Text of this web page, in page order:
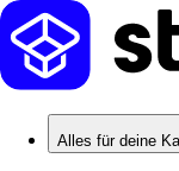
Alles für deine